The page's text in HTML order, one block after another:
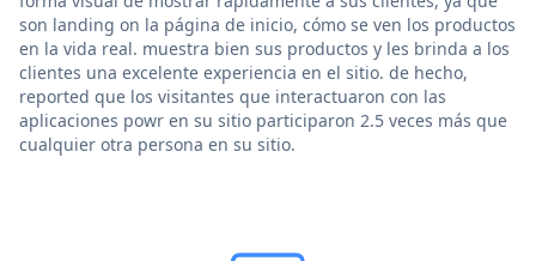
son landing on la página de inicio, cómo se ven los productos
en la vida real. muestra bien sus productos y les brinda a los
clientes una excelente experiencia en el sitio. de hecho,
reported que los visitantes que interactuaron con las
aplicaciones powr en su sitio participaron 2.5 veces más que
cualquier otra persona en su sitio.